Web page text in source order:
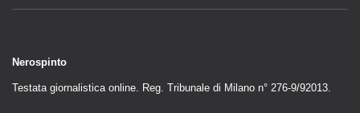
Nerospinto
Testata giornalistica online. Reg. Tribunale di Milano n° 276-9/92013.